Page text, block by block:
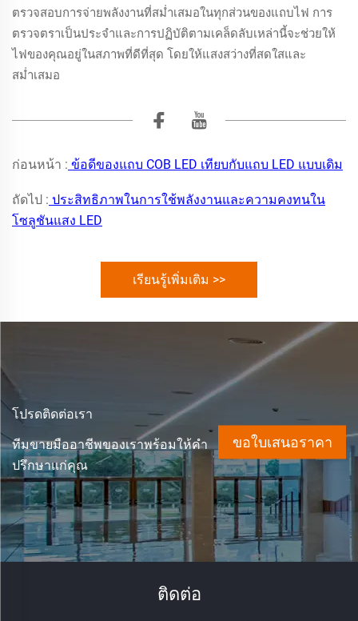
ตรวจสอบการจ่ายพลังงานที่สม่ำเสมอในทุกส่วนของแถบไฟ การ
ตรวจตราเป็นประจำและการปฏิบัติตามเคล็ดลับเหล่านี้จะช่วยให้
ไฟของคุณอยู่ในสภาพที่ดีที่สุด โดยให้แสงสว่างที่สดใสและ
สม่ำเสมอ
ก่อนหน้า : ข้อดีของแถบ COB LED เทียบกับแถบ LED แบบเดิม
ถัดไป : ประสิทธิภาพในการใช้พลังงานและความคงทนใน
โซลูชันแสง LED
เรียนรู้เพิ่มเติม >>
โปรดติดต่อเรา
ทีมขายมืออาชีพของเราพร้อมให้คำ
ปรึกษาแก่คุณ
ขอใบเสนอราคา
ติดต่อ